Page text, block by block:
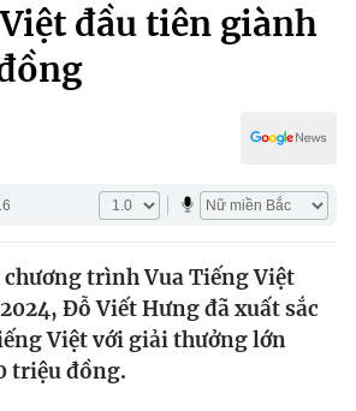
trí
đầu tiên giành
trình Vua Tiếng Việt
Đỗ Viết Hưng đã xuất sắc
Việt với giải thưởng lớn
triệu đồng.